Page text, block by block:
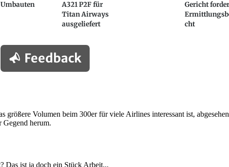
Umbauten
A321 P2F für
Titan Airways
ausgeliefert
Gericht
cht
Feedback